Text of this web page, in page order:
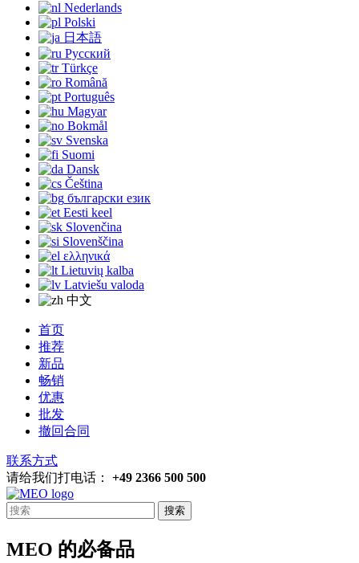
Nederlands
Polski
日本語
Русский
Türkçe
Română
Português
Magyar
Bokmål
Svenska
Suomi
Dansk
Čeština
български език
Eesti keel
Slovenčina
Slovenščina
ελληνικά
Lietuvių kalba
Latviešu valoda
中文
首页
推荐
新品
畅销
优惠
批发
撤回合同
联系方式
请给我们打电话： +49 2366 500 500
搜索
MEO 的必备品